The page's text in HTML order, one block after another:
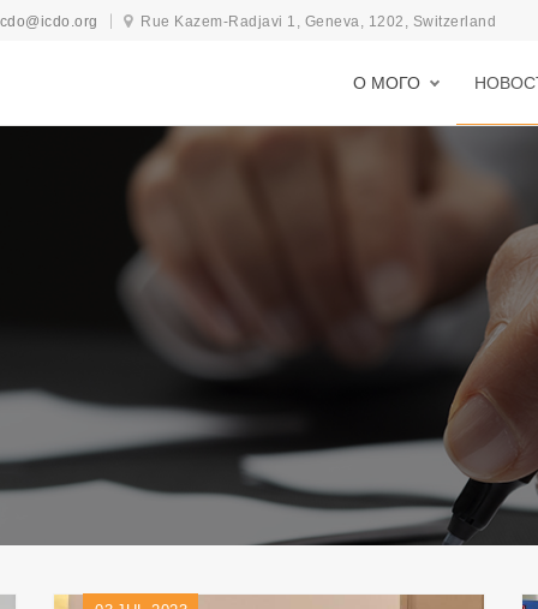
Rue Kazem-Radjavi 1, Geneva, 1202, Switzerland
О МОГО